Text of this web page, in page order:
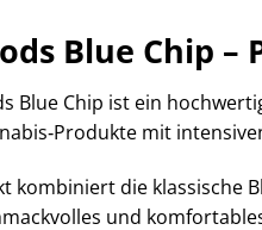
Blue Chip
Blue Chip ist ein
mit
kombiniert die klassische
und